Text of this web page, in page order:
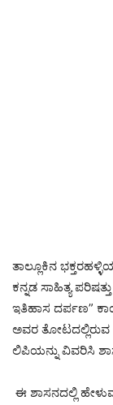
ತಾಲ್ಲೂಕಿನ
ಕನ್ನಡ ಸಾಹಿತ್ಯ
ಇತಿಹಾಸ ದರ್ಪಣ”
ಅವರ ತೋಟದಲ್ಲಿರುವ
ಲಿಪಿಯನ್ನು ವಿವರಿಸಿ
ಈ ಶಾಸನದಲ್ಲಿ